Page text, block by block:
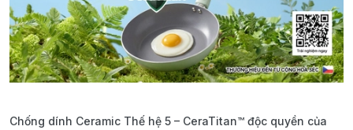
Chống dính Ceramic Thế hệ 5 – CeraTitan™ độc quyền của